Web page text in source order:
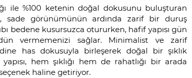
ile %100 ketenin doğal dokusunu buluşturan
sade görünümünün ardında zarif bir duruş
bedene kusursuzca otururken, hafif yapısı gün
vermemenizi sağlar. Minimalist ve zarif
has dokusuyla birleşerek doğal bir şıklık
hem şıklığı hem de rahatlığı bir arada
haline getiriyor.